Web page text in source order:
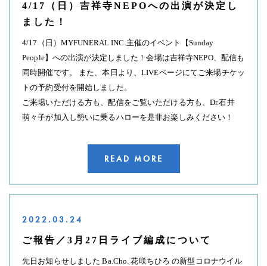
4/17（日）吉祥寺NEPOへの出演が決定し
ました！
4/17（日）MYFUNERAL INC.主催のイベント【Sunday
People】への出演が決定しました！会場は吉祥寺NEPO、配信も
同時開催です。 また、本日より、LIVEページにてご来場チケッ
トの予約受付を開始しました。
ご来場いただける方も、配信をご覧いただける方も、Dr.石井
萌々子が加入し勢いに乗るハローを是非お楽しみください！
READ MORE
2022.03.24
ご報告／3月27日ライブ編成について
先日お知らせしました Ba.Cho. 花咲ちひろ の新型コロナウイル